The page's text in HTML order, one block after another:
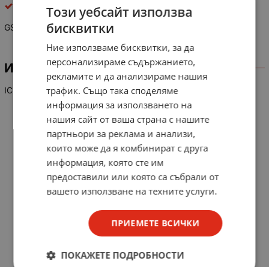
интегрални схеми
GS 8334-03A
ИНФОРМАЦИЯ
IC
Този уебсайт използва
бисквитки
Ние използваме бисквитки, за да
персонализираме съдържанието,
рекламите и да анализираме нашия
трафик. Също така споделяме
информация за използването на
нашия сайт от ваша страна с нашите
партньори за реклама и анализи,
които може да я комбинират с друга
информация, която сте им
предоставили или която са събрали от
вашето използване на техните услуги.
ПРИЕМЕТЕ ВСИЧКИ
ПОКАЖЕТЕ ПОДРОБНОСТИ